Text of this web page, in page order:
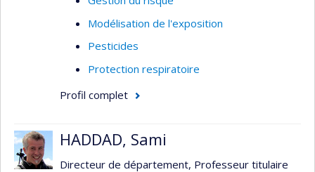
Modélisation de l'exposition
Pesticides
Protection respiratoire
Profil complet
HADDAD, Sami
Directeur de département, Professeur titulaire